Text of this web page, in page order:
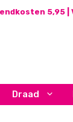
5,95
Draad